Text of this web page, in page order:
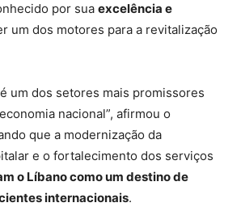
por sua excelência e
um dos motores para a revitalização
um dos setores mais promissores
nacional”, afirmou o
que a modernização da
e o fortalecimento dos serviços
o Líbano como um destino de
internacionais.